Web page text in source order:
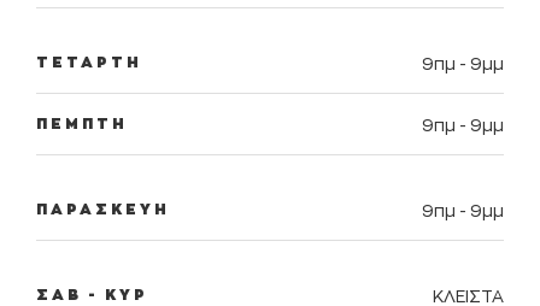
ΤΕΤΑΡΤΗ 9πμ - 9μμ
ΠΕΜΠΤΗ 9πμ - 9μμ
ΠΑΡΑΣΚΕΥΗ 9πμ - 9μμ
ΣΑΒ - ΚΥΡ ΚΛΕΙΣΤΑ